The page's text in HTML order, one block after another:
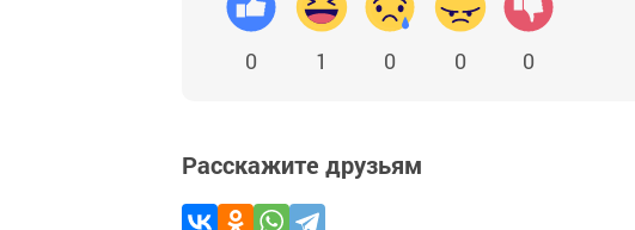
0 1 0 0 0
Расскажите друзьям